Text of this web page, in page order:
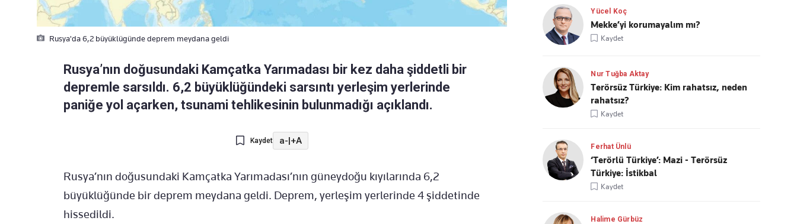
Rusya'da 6,2 büyüklügünde deprem meydana geldi
Rusya’nın doğusundaki Kamçatka Yarımadası bir kez daha şiddetli bir
depremle sarsıldı. 6,2 büyüklüğündeki sarsıntı yerleşim yerlerinde
paniğe yol açarken, tsunami tehlikesinin bulunmadığı açıklandı.
Kaydet a-|+A
Rusya’nın doğusundaki Kamçatka Yarımadası’nın güneydoğu kıyılarında 6,2
büyüklüğünde bir deprem meydana geldi. Deprem, yerleşim yerlerinde 4 şiddetinde
hissedildi.
Yücel Koç
Mekke’yi korumayalım mı?
Kaydet
Nur Tuğba Aktay
Terörsüz Türkiye: Kim rahatsız, neden
rahatsız?
Kaydet
Ferhat Ünlü
‘Terörlü Türkiye’: Mazi - Terörsüz
Türkiye: İstikbal
Kaydet
Halime Gürbüz